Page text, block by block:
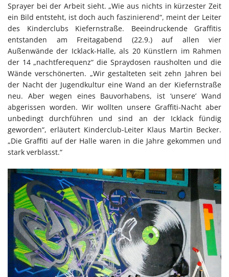
Sprayer bei der Arbeit sieht. „Wie aus nichts in kürzester Zeit
ein Bild entsteht, ist doch auch faszinierend“, meint der Leiter
des Kinderclubs Kiefernstraße. Beeindruckende Graffitis
entstanden am Freitagabend (22.9.) auf allen vier
Außenwände der Icklack-Halle, als 20 Künstlern im Rahmen
der 14 „nachtferequenz“ die Spraydosen rausholten und die
Wände verschönerten. „Wir gestalteten seit zehn Jahren bei
der Nacht der Jugendkultur eine Wand an der Kiefernstraße
neu. Aber wegen eines Bauvorhabens, ist ‘unsere’ Wand
abgerissen worden. Wir wollten unsere Graffiti-Nacht aber
unbedingt durchführen und sind an der Icklack fündig
geworden“, erläutert Kinderclub-Leiter Klaus Martin Becker.
„Die Graffiti auf der Halle waren in die Jahre gekommen und
stark verblasst.“